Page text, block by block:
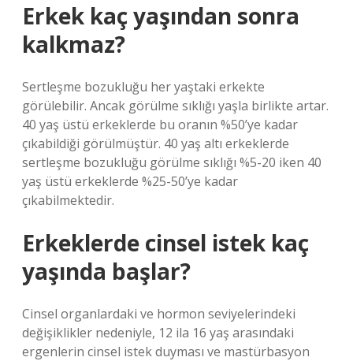
Erkek kaç yaşından sonra
kalkmaz?
Sertleşme bozukluğu her yaştaki erkekte
görülebilir. Ancak görülme sıklığı yaşla birlikte artar.
40 yaş üstü erkeklerde bu oranın %50’ye kadar
çıkabildiği görülmüştür. 40 yaş altı erkeklerde
sertleşme bozukluğu görülme sıklığı %5-20 iken 40
yaş üstü erkeklerde %25-50’ye kadar
çıkabilmektedir.
Erkeklerde cinsel istek kaç
yaşında başlar?
Cinsel organlardaki ve hormon seviyelerindeki
değişiklikler nedeniyle, 12 ila 16 yaş arasındaki
ergenlerin cinsel istek duyması ve mastürbasyon